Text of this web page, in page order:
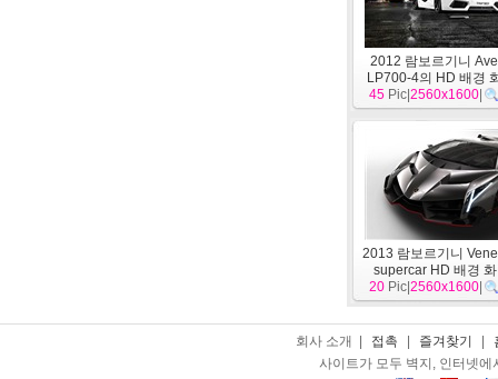
2012 람보르기니
LP700-4의 HD 배경
45 Pic| 2560x1600
2013 람보르기니
supercar HD 배경
20 Pic| 2560x1600
회사 소개 | 접촉 즐겨찾기
사이트가 모두 벽지, 인터넷